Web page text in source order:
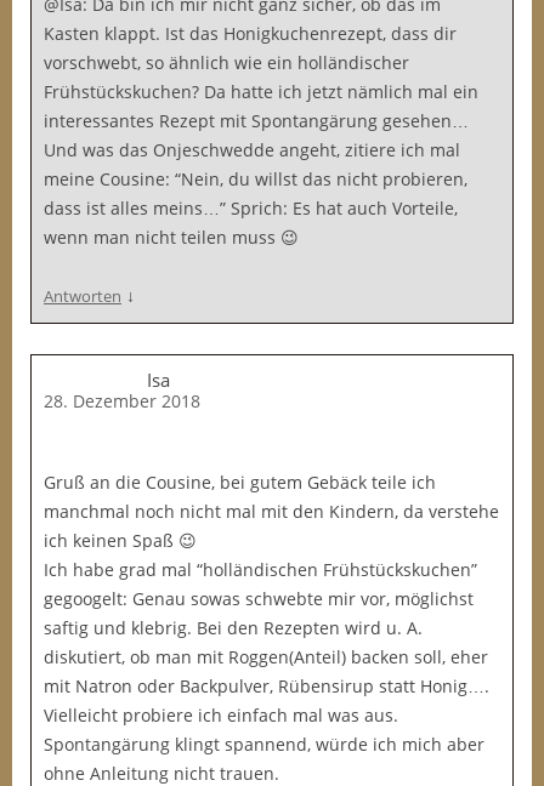
Kasten klappt. Ist das Honigkuchenrezept, dass dir
vorschwebt, so ähnlich wie ein holländischer
Frühstückskuchen? Da hatte ich jetzt nämlich mal ein
interessantes Rezept mit Spontangärung gesehen…
Und was das Onjeschwedde angeht, zitiere ich mal
meine Cousine: “Nein, du willst das nicht probieren,
dass ist alles meins…” Sprich: Es hat auch Vorteile,
wenn man nicht teilen muss 😉
Antworten ↓
Isa
28. Dezember 2018
Gruß an die Cousine, bei gutem Gebäck teile ich
manchmal noch nicht mal mit den Kindern, da verstehe
ich keinen Spaß 😉
Ich habe grad mal “holländischen Frühstückskuchen”
gegoogelt: Genau sowas schwebte mir vor, möglichst
saftig und klebrig. Bei den Rezepten wird u. A.
diskutiert, ob man mit Roggen(Anteil) backen soll, eher
mit Natron oder Backpulver, Rübensirup statt Honig….
Vielleicht probiere ich einfach mal was aus.
Spontangärung klingt spannend, würde ich mich aber
ohne Anleitung nicht trauen.